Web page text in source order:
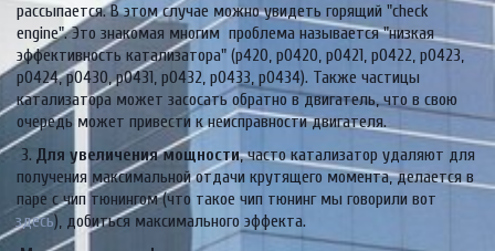
рассыпается. В этом случае можно увидеть горящий "check
engine". Это знакомая многим  проблема называется "низкая
эффективность катализатора" (p420, p0420, р0421, p0422, p0423,
p0424, p0430, p0431, p0432, p0433, p0434). Также частицы
катализатора может засосать обратно в двигатель, что в свою
очередь может привести к неисправности двигателя.
3. Для увеличения мощности, часто катализатор удаляют для
получения максимальной отдачи крутящего момента, делается в
здесь), добиться максимального эффекта.